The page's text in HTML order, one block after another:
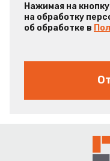
Нажимая на
на обработку
об обработке в